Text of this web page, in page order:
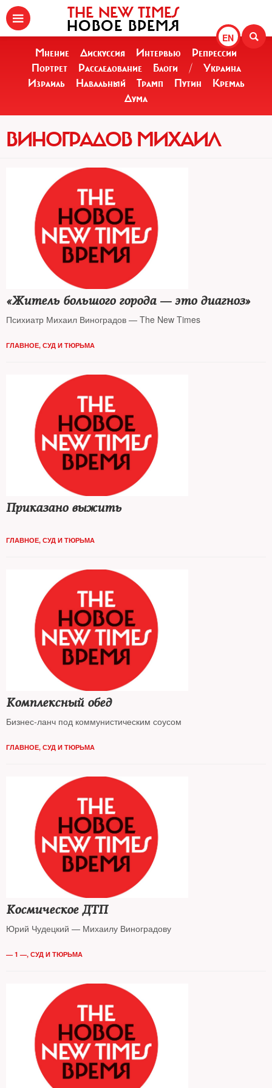
EN
THE NEW TIMES
НОВОЕ ВРЕМЯ
Мнение Дискуссия Интервью
Репрессии
Портрет
Расследование Блоги /
Украина
Израиль
Навальный Трамп Путин
Кремль
Дума
ВИНОГРАДОВ МИХАИЛ
«Житель большого города — это диагноз»
Психиатр Михаил Виноградов — The New Times
ГЛАВНОЕ, СУД И ТЮРЬМА
Приказано выжить
ГЛАВНОЕ, СУД И ТЮРЬМА
Комплексный обед
Бизнес-ланч под коммунистическим соусом
ГЛАВНОЕ, СУД И ТЮРЬМА
Космическое ДТП
Юрий Чудецкий — Михаилу Виноградову
— 1 —, СУД И ТЮРЬМА